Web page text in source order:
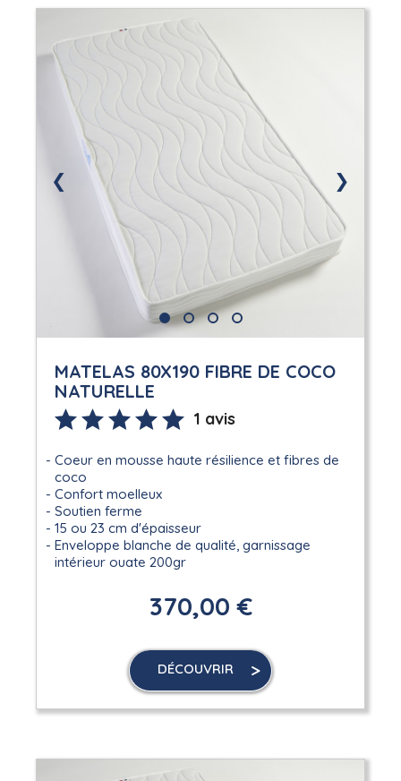
❮ ❯
MATELAS 80X190 FIBRE DE COCO
NATURELLE
1 avis
Coeur en mousse haute résilience et fibres de
coco
Confort moelleux
Soutien ferme
15 ou 23 cm d'épaisseur
Enveloppe blanche de qualité, garnissage
intérieur ouate 200gr
370,00 €
DÉCOUVRIR